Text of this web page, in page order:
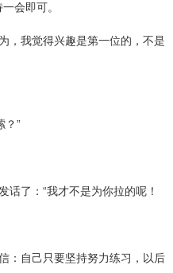
会即可。
，我觉得兴趣是第一位的，不是
？”
了：“我才不是为你拉的呢！
：自己只要坚持努力练习，以后